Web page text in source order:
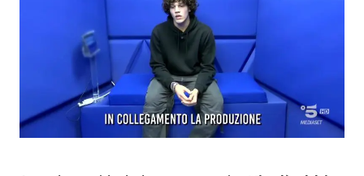
Benessere
Casa
Cucina e Ricette
Consigli di Cucina